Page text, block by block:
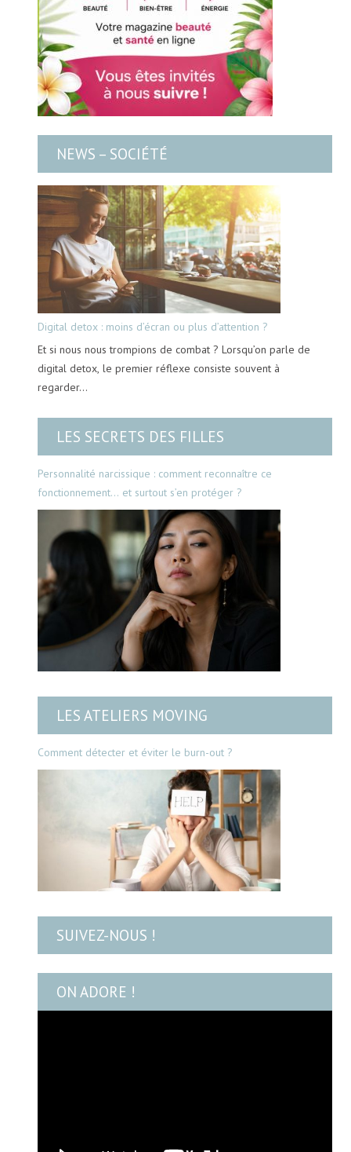
NEWS – SOCIÉTÉ
Digital detox : moins d’écran ou plus d’attention ?
Et si nous nous trompions de combat ? Lorsqu’on parle de
digital detox, le premier réflexe consiste souvent à
regarder…
LES SECRETS DES FILLES
Personnalité narcissique : comment reconnaître ce
fonctionnement… et surtout s’en protéger ?
LES ATELIERS MOVING
Comment détecter et éviter le burn-out ?
SUIVEZ-NOUS !
ON ADORE !